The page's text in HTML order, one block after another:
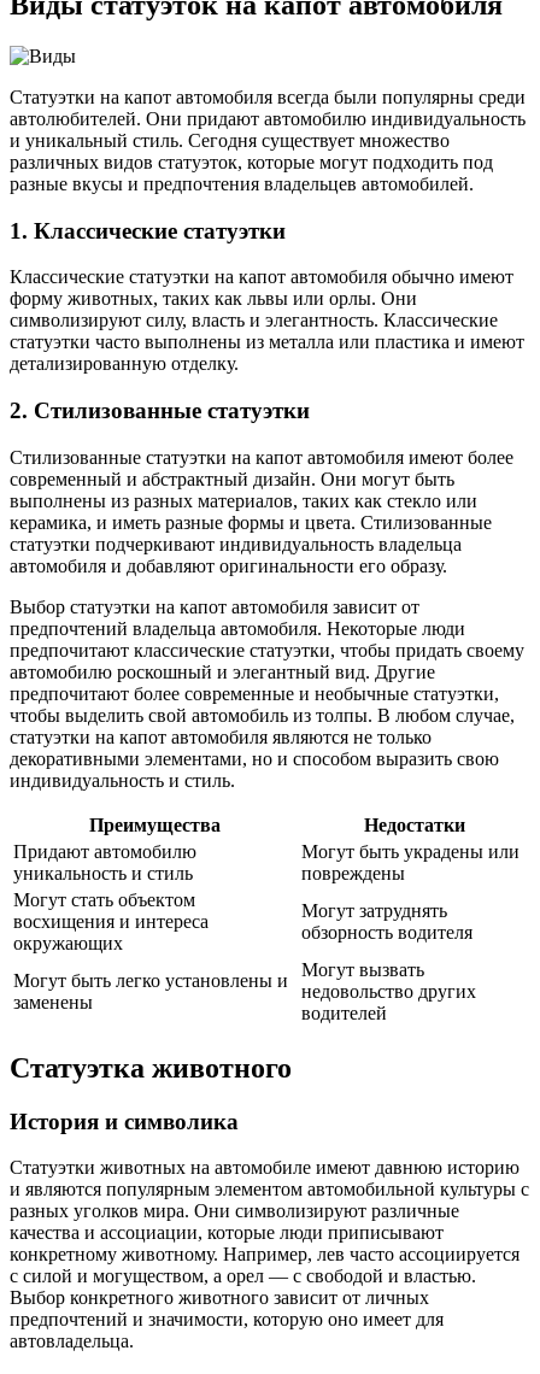
Статуэтки на капот автомобиля всегда были популярны среди
автолюбителей. Они придают автомобилю индивидуальность
и уникальный стиль. Сегодня существует множество
различных видов статуэток, которые могут подходить под
разные вкусы и предпочтения владельцев автомобилей.
1. Классические статуэтки
Классические статуэтки на капот автомобиля обычно имеют
форму животных, таких как львы или орлы. Они
символизируют силу, власть и элегантность. Классические
статуэтки часто выполнены из металла или пластика и имеют
детализированную отделку.
2. Стилизованные статуэтки
Стилизованные статуэтки на капот автомобиля имеют более
современный и абстрактный дизайн. Они могут быть
выполнены из разных материалов, таких как стекло или
керамика, и иметь разные формы и цвета. Стилизованные
статуэтки подчеркивают индивидуальность владельца
автомобиля и добавляют оригинальности его образу.
Выбор статуэтки на капот автомобиля зависит от
предпочтений владельца автомобиля. Некоторые люди
предпочитают классические статуэтки, чтобы придать своему
автомобилю роскошный и элегантный вид. Другие
предпочитают более современные и необычные статуэтки,
чтобы выделить свой автомобиль из толпы. В любом случае,
статуэтки на капот автомобиля являются не только
декоративными элементами, но и способом выразить свою
индивидуальность и стиль.
Преимущества
Недостатки
Придают автомобилю
уникальность и стиль
Могут быть украдены или
повреждены
Могут стать объектом
восхищения и интереса
окружающих
Могут затруднять
обзорность водителя
Могут быть легко установлены и
заменены
Могут вызвать
недовольство других
водителей
Статуэтка животного
История и символика
Статуэтки животных на автомобиле имеют давнюю историю
и являются популярным элементом автомобильной культуры с
разных уголков мира. Они символизируют различные
качества и ассоциации, которые люди приписывают
конкретному животному. Например, лев часто ассоциируется
с силой и могуществом, а орел — с свободой и властью.
Выбор конкретного животного зависит от личных
предпочтений и значимости, которую оно имеет для
автовладельца.